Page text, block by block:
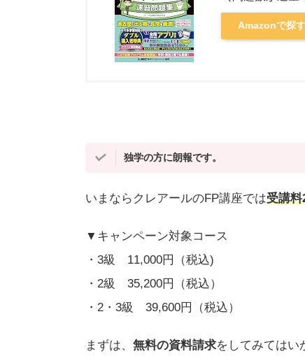
Amazonで探す
独学の方に朗報です。
いまならクレアールのFP講座では受講料
▼キャンペーン対象コース
・3級 11,000円（税込)
・2級 35,200円（税込）
・2・3級 39,600円（税込）
まずは、 無料の資料請求をしてみてはい